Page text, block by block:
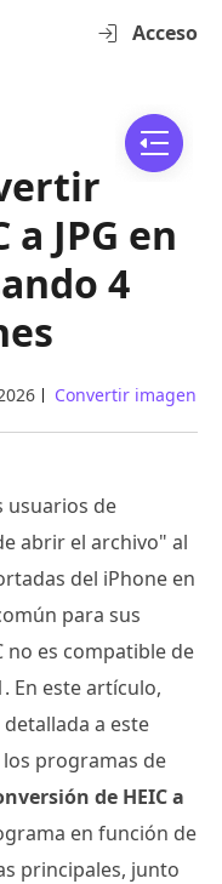
Acceso
JPG en
4
Convertir imagen
usuarios de
abrir el archivo" al
del iPhone en
para sus
no es compatible de
En este artículo,
a este
programas de
de HEIC a
en función de
principales, junto